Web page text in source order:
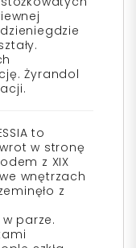
Żyrandol
to
w stronę
z XIX
wnętrzach
z
parze.